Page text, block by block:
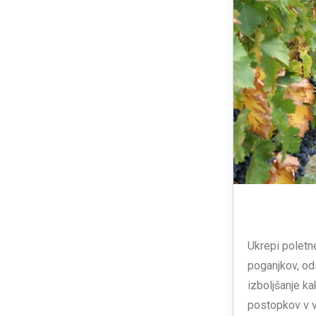
Ukrepi
poganjkov,
izboljšanje
postopkov v